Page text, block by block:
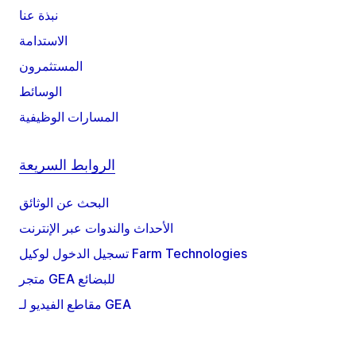
نبذة عنا
الاستدامة
المستثمرون
الوسائط
المسارات الوظيفية
الروابط السريعة
البحث عن الوثائق
الأحداث والندوات عبر الإنترنت
تسجيل الدخول لوكيل Farm Technologies
متجر GEA للبضائع
مقاطع الفيديو لـ GEA